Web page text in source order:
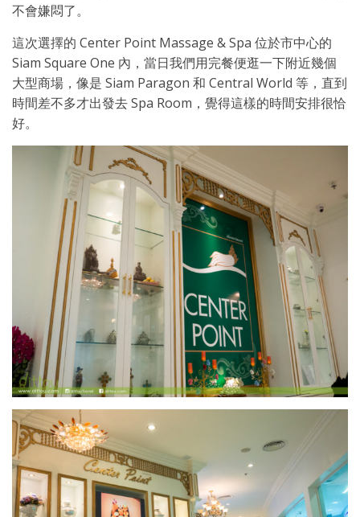
不會嫌悶了。
這次選擇的 Center Point Massage & Spa 位於市中心的
Siam Square One 內，當日我們用完餐便逛一下附近幾個
大型商場，像是 Siam Paragon 和 Central World 等，直到
時間差不多才出發去 Spa Room，覺得這樣的時間安排很恰
好。